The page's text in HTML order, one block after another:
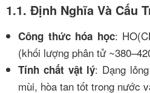
1.1. Định Nghĩa Và Cấu
Công thức hóa học:
(khối lượng phân tử
Tính chất vật lý: Dạng
mùi, hòa tan tốt trong nước